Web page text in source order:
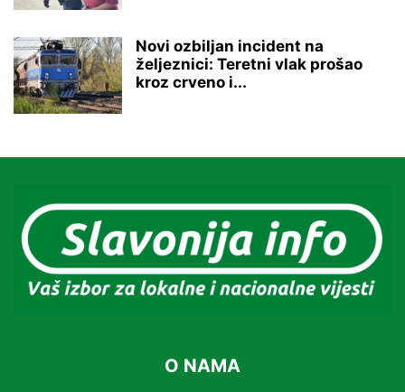
Novi ozbiljan incident na
željeznici: Teretni vlak prošao
kroz crveno i...
O NAMA